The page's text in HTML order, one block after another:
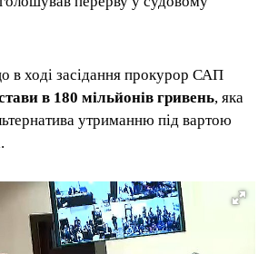
в ході засідання прокурор САП
в 180 мільйонів гривень, яка
утриманню під вартою